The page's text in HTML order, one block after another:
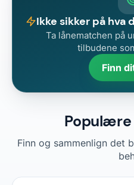
Ikke sikker på hva
Ta lånematchen på
tilbudene
Finn
Finn og sammenlign det